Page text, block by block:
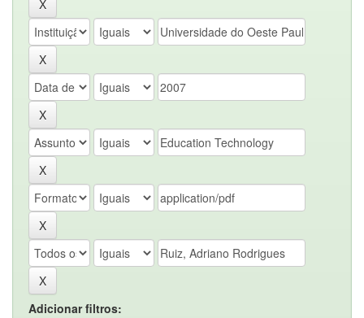
Adicionar filtros: